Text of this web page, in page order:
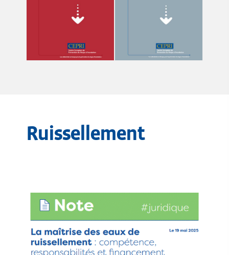
Ruissellement